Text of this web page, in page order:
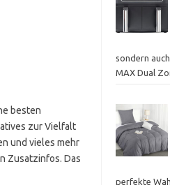
besten
zur Vielfalt
und vieles mehr
Zusatzinfos. Das
sondern
MAX Dual
perfekte